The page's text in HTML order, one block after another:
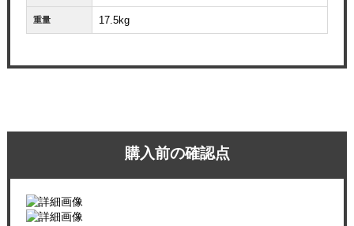
重量 17.5kg
購入前の確認点